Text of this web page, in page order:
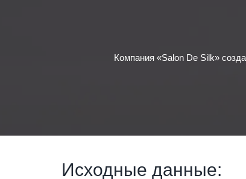
Компания «Salon De Silk»
Исходные данные: